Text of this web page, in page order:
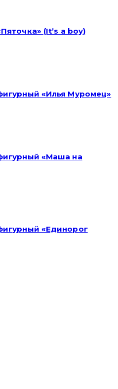
(It’s a boy)
«Илья Муромец»
«Маша на
«Единорог